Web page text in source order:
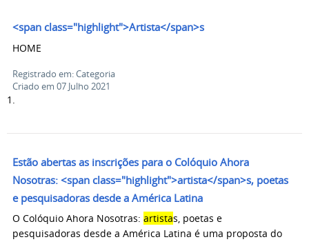
<span class="highlight">Artista</span>s
HOME
Registrado em: Categoria
Criado em 07 Julho 2021
1.
Estão abertas as inscrições para o Colóquio Ahora
Nosotras: <span class="highlight">artista</span>s, poetas
e pesquisadoras desde a América Latina
O Colóquio Ahora Nosotras: artistas, poetas e
pesquisadoras desde a América Latina é uma proposta do